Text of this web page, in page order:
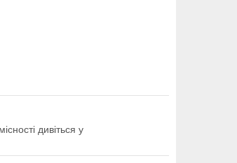
дивіться у